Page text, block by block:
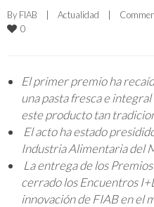
By FIAB | Actualidad |
0
El primer premio ha
una pasta fresca e
este producto tan
El acto ha estado
Industria Alimentaria del
La entrega de los
cerrado los Encuentros
innovación de FIAB en el